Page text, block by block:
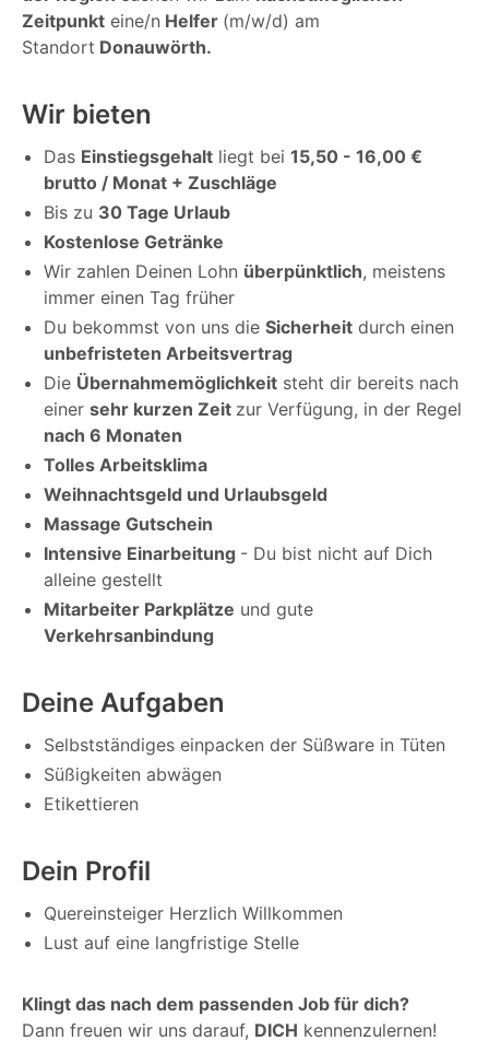
Zeitpunkt eine/n Helfer (m/w/d) am
Standort Donauwörth.
Wir bieten
Das Einstiegsgehalt liegt bei 15,50 - 16,00 €
brutto / Monat + Zuschläge
Bis zu 30 Tage Urlaub
Kostenlose Getränke
Wir zahlen Deinen Lohn überpünktlich, meistens
immer einen Tag früher
Du bekommst von uns die Sicherheit durch einen
unbefristeten Arbeitsvertrag
Die Übernahmemöglichkeit steht dir bereits nach
einer sehr kurzen Zeit zur Verfügung, in der Regel
nach 6 Monaten
Tolles Arbeitsklima
Weihnachtsgeld und Urlaubsgeld
Massage Gutschein
Intensive Einarbeitung - Du bist nicht auf Dich
alleine gestellt
Mitarbeiter Parkplätze und gute
Verkehrsanbindung
Deine Aufgaben
Selbstständiges einpacken der Süßware in Tüten
Süßigkeiten abwägen
Etikettieren
Dein Profil
Quereinsteiger Herzlich Willkommen
Lust auf eine langfristige Stelle
Klingt das nach dem passenden Job für dich?
Dann freuen wir uns darauf, DICH kennenzulernen!